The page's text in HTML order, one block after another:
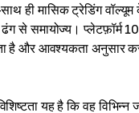
ही मासिक ट्रेडिंग वॉल्यूम
से समायोज्य। प्लेटफ़ॉर्म
है और आवश्यकता अनुसार
यह है कि वह